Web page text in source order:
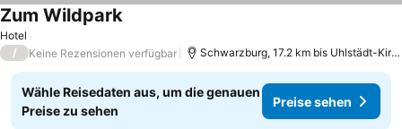
Hotel
Zum WildparkPreise sehen
/ Keine Rezensionen verfügbar Schwarzburg, 17.2 km bis Uhlstädt-
Wähle Reisedaten aus, um die genauen
Preise zu sehen
Preise sehen